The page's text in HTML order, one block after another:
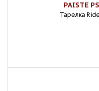
PAISTE
Тарелка